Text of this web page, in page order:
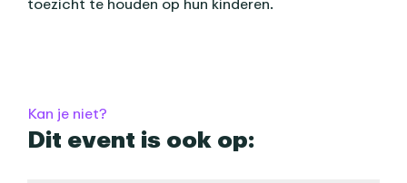
Kan je niet?
Dit event is ook op: